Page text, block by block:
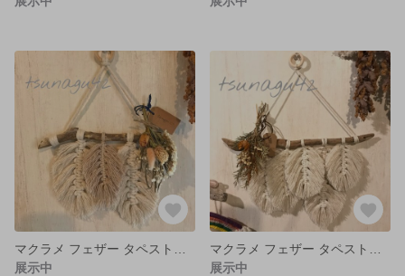
展示中
展示中